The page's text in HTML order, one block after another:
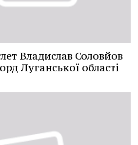
Владислав Соловйов
Луганської області